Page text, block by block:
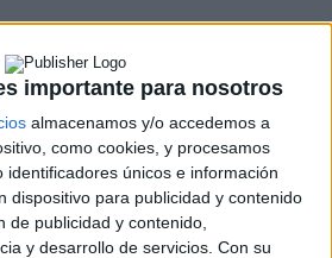
importante para nosotros
almacenamos y/o accedemos a
como cookies, y procesamos
identificadores únicos e información
dispositivo para publicidad y contenido
de publicidad y contenido,
y desarrollo de servicios. Con su